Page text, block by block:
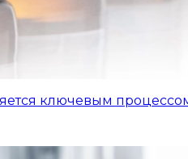
ключевым